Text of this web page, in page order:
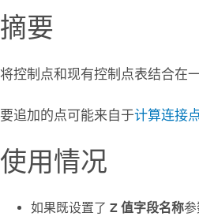
摘要
将控制点和现有控制点表结合在一
要追加的点可能来自于计算连接
使用情况
如果既设置了 Z 值字段名称参